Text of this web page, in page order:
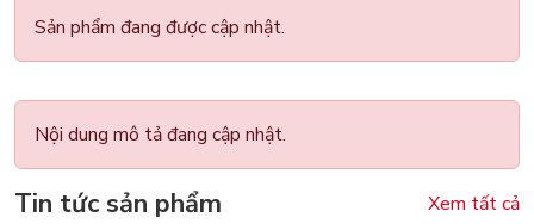
Sản phẩm đang được cập nhật.
Nội dung mô tả đang cập nhật.
Tin tức sản phẩm Xem tất cả